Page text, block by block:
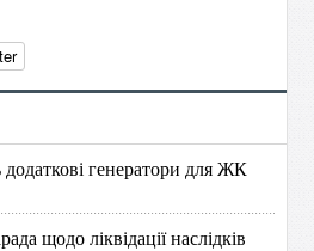
генератори для ЖК
щодо ліквідації наслідків